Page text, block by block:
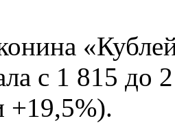
с 1 815 до
+19,5%).